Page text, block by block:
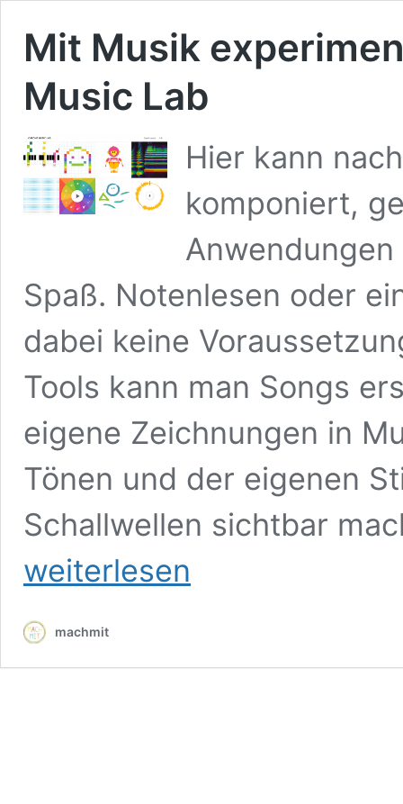
Mit Musik
Music Lab
Hier kann
komponiert,
Spaß. Notenlesen oder
dabei keine
Tools kann man Songs
eigene Zeichnungen in
Tönen und der eigenen
Schallwellen sichtbar
weiterlesen
machmit